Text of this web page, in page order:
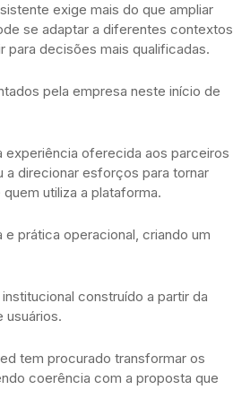
exige mais do que ampliar
se adaptar a diferentes contextos
decisões mais qualificadas.
pela empresa neste início de
experiência oferecida aos parceiros
a direcionar esforços para tornar
utiliza a plataforma.
prática operacional, criando um
construído a partir da
usuários.
tem procurado transformar os
coerência com a proposta que